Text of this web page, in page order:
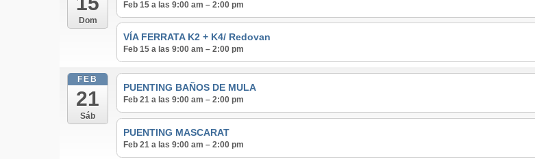
Dom
Feb 15 a las 9:00 am – 2:00 pm
VÍA FERRATA K2 + K4/ Redovan
Feb 15 a las 9:00 am – 2:00 pm
FEB
21
Sáb
PUENTING BAÑOS DE MULA
Feb 21 a las 9:00 am – 2:00 pm
PUENTING MASCARAT
Feb 21 a las 9:00 am – 2:00 pm